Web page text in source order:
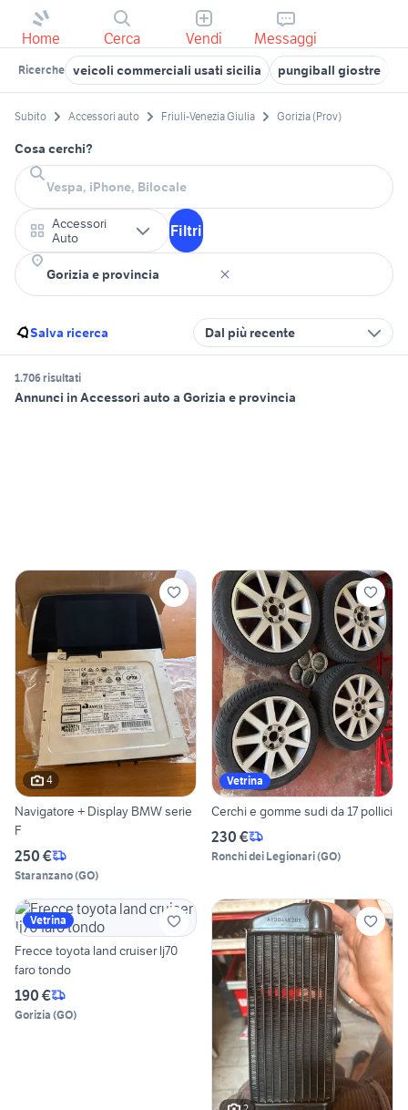
Home Cerca Vendi Messaggi
Ricerche veicoli commerciali usati sicilia pungiball giostre
Subito Accessori auto Friuli-Venezia Giulia Gorizia (Prov)
Cosa cerchi?
Accessori
Auto
Filtri
Salva ricerca Dal più recente
1.706 risultati
Annunci in Accessori auto a Gorizia e provincia
4
Navigatore + Display BMW serie
F
250 €
Staranzano(GO)
Vetrina
Cerchi e gomme sudi da 17 pollici
230 €
Ronchi dei Legionari(GO)
Vetrina
Frecce toyota land cruiser lj70
faro tondo
190 €
Gorizia (GO)